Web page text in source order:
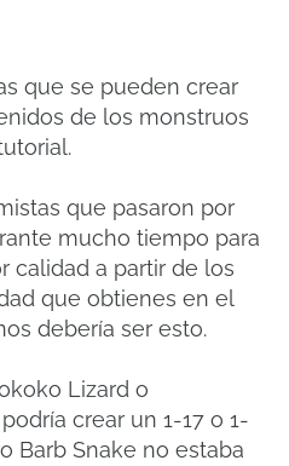
que se pueden crear
de los monstruos
que pasaron por
mucho tiempo para
calidad a partir de los
que obtienes en el
debería ser esto.
Lizard o
crear un 1-17 o 1-
Barb Snake no estaba